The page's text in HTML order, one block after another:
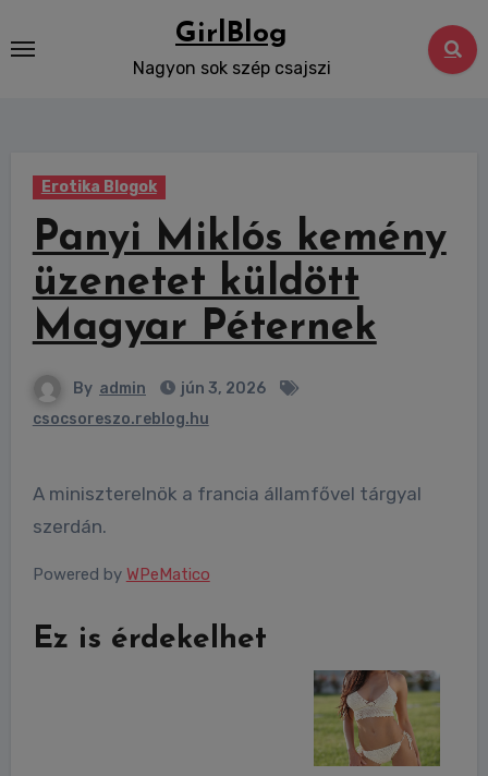
to
GirlBlog
Nagyon sok szép csajszi
Erotika Blogok
Panyi Miklós kemény
üzenetet küldött
Magyar Péternek
By admin
jún 3, 2026
csocsoreszo.reblog.hu
A miniszterelnök a francia államfővel tárgyal
szerdán.
Powered by WPeMatico
Ez is érdekelhet